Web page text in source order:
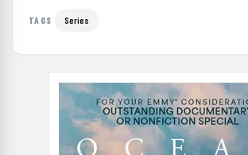
TAGS Series